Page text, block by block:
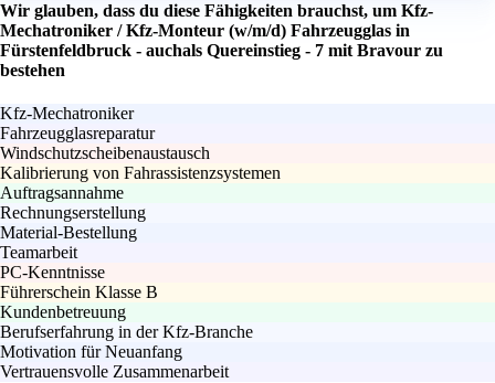
Wir glauben, dass du diese Fähigkeiten brauchst, um Kfz-
Mechatroniker / Kfz-Monteur (w/m/d) Fahrzeugglas in
Fürstenfeldbruck - auchals Quereinstieg - 7 mit Bravour zu
bestehen
Kfz-Mechatroniker
Fahrzeugglasreparatur
Windschutzscheibenaustausch
Kalibrierung von Fahrassistenzsystemen
Auftragsannahme
Rechnungserstellung
Material-Bestellung
Teamarbeit
PC-Kenntnisse
Führerschein Klasse B
Kundenbetreuung
Berufserfahrung in der Kfz-Branche
Motivation für Neuanfang
Vertrauensvolle Zusammenarbeit